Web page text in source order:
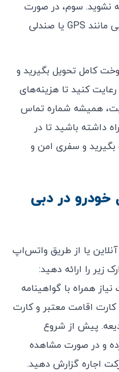
نشوید. سوم، در صورت
نیاز به راننده اضافی یا خدمات جانبی مانند GPS یا صندلی
کامل تحویل بگیرید و
کنید تا هزینه‌های
همیشه شماره تماس
داشته باشید تا در
بگیرید و سفری امن و
خودرو در دبی
آنلاین یا از طریق واتس‌اپ
زیر را ارائه دهید:
همراه با گواهینامه
کارت اقامت معتبر و کارت
پیش از شروع
و در صورت مشاهده
اجاره گزارش دهید.